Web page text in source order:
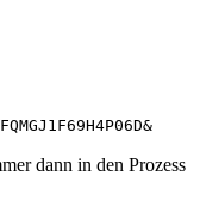
dann in den Prozess